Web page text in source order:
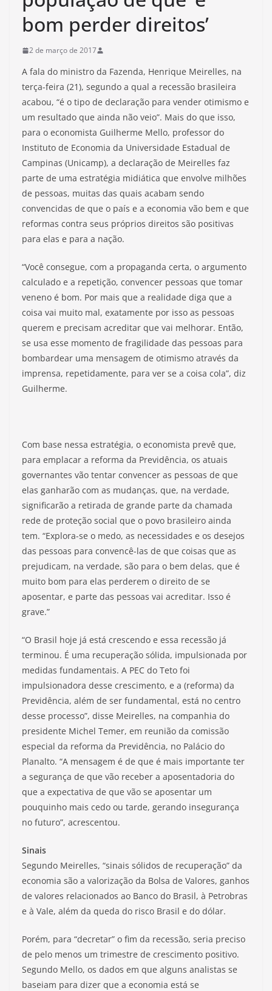
bom perder direitos’
2 de março de 2017
A fala do ministro da Fazenda, Henrique Meirelles, na
terça-feira (21), segundo a qual a recessão brasileira
acabou, “é o tipo de declaração para vender otimismo e
um resultado que ainda não veio”. Mais do que isso,
para o economista Guilherme Mello, professor do
Instituto de Economia da Universidade Estadual de
Campinas (Unicamp), a declaração de Meirelles faz
parte de uma estratégia midiática que envolve milhões
de pessoas, muitas das quais acabam sendo
convencidas de que o país e a economia vão bem e que
reformas contra seus próprios direitos são positivas
para elas e para a nação.
“Você consegue, com a propaganda certa, o argumento
calculado e a repetição, convencer pessoas que tomar
veneno é bom. Por mais que a realidade diga que a
coisa vai muito mal, exatamente por isso as pessoas
querem e precisam acreditar que vai melhorar. Então,
se usa esse momento de fragilidade das pessoas para
bombardear uma mensagem de otimismo através da
imprensa, repetidamente, para ver se a coisa cola”, diz
Guilherme.
Com base nessa estratégia, o economista prevê que,
para emplacar a reforma da Previdência, os atuais
governantes vão tentar convencer as pessoas de que
elas ganharão com as mudanças, que, na verdade,
significarão a retirada de grande parte da chamada
rede de proteção social que o povo brasileiro ainda
tem. “Explora-se o medo, as necessidades e os desejos
das pessoas para convencê-las de que coisas que as
prejudicam, na verdade, são para o bem delas, que é
muito bom para elas perderem o direito de se
aposentar, e parte das pessoas vai acreditar. Isso é
grave.”
“O Brasil hoje já está crescendo e essa recessão já
terminou. É uma recuperação sólida, impulsionada por
medidas fundamentais. A PEC do Teto foi
impulsionadora desse crescimento, e a (reforma) da
Previdência, além de ser fundamental, está no centro
desse processo”, disse Meirelles, na companhia do
presidente Michel Temer, em reunião da comissão
especial da reforma da Previdência, no Palácio do
Planalto. “A mensagem é de que é mais importante ter
a segurança de que vão receber a aposentadoria do
que a expectativa de que vão se aposentar um
pouquinho mais cedo ou tarde, gerando insegurança
no futuro”, acrescentou.
Sinais
Segundo Meirelles, “sinais sólidos de recuperação” da
economia são a valorização da Bolsa de Valores, ganhos
de valores relacionados ao Banco do Brasil, à Petrobras
e à Vale, além da queda do risco Brasil e do dólar.
Porém, para “decretar” o fim da recessão, seria preciso
de pelo menos um trimestre de crescimento positivo.
Segundo Mello, os dados em que alguns analistas se
baseiam para dizer que a economia está se